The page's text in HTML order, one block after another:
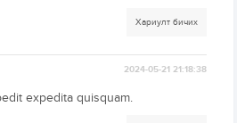
Хариулт бичих
2024-05-21 21:18:38
expedita quisquam.